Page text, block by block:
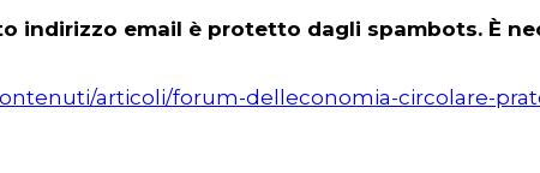
indirizzo email è protetto dagli spambots. È
articoli/forum-delleconomia-circolare-